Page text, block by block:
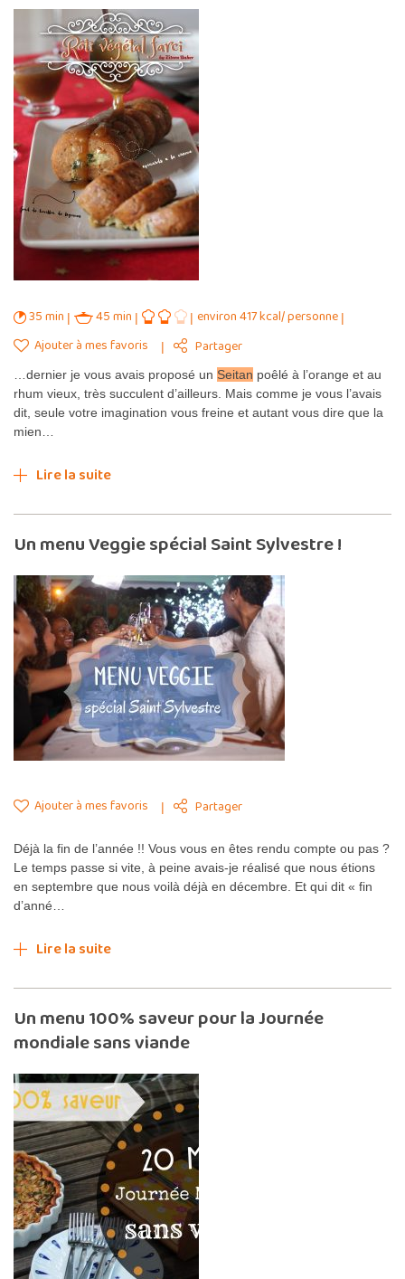
35 min 45 min
environ 417 kcal/ personne
Ajouter à mes favoris
Partager
…dernier je vous avais proposé un Seitan poêlé à l’orange et au
rhum vieux, très succulent d’ailleurs. Mais comme je vous l’avais
dit, seule votre imagination vous freine et autant vous dire que la
mien…
Lire la suite
Un menu Veggie spécial Saint Sylvestre !
Ajouter à mes favoris Partager
Déjà la fin de l’année !! Vous vous en êtes rendu compte ou pas ?
Le temps passe si vite, à peine avais-je réalisé que nous étions
en septembre que nous voilà déjà en décembre. Et qui dit « fin
d’anné…
Lire la suite
Un menu 100% saveur pour la Journée
mondiale sans viande